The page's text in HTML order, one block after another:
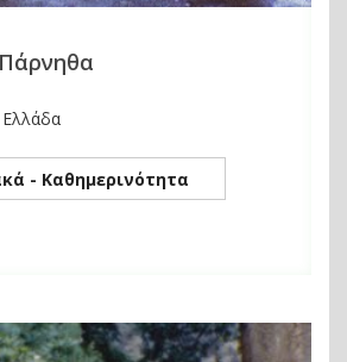
Ελλάδα
- Καθημερινότητα